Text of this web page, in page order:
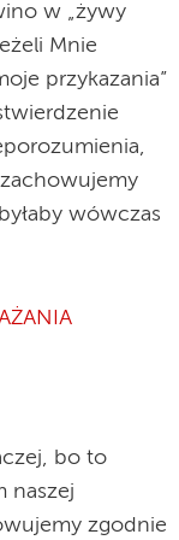
w „żywy
Mnie
przykazania”
wówczas
bo to
naszej
zgodnie